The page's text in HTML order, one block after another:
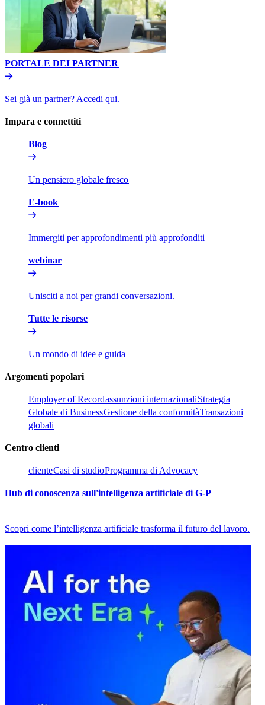
PORTALE DEI PARTNER​​
Sei già un partner? Accedi qui.​​
Impara e connettiti​​
Blog​​
Un pensiero globale fresco​​
E-book​​
Immergiti per approfondimenti più approfonditi​​
webinar​​
Unisciti a noi per grandi conversazioni.​​
Tutte le risorse​​
Un mondo di idee e guida​​
Argomenti popolari​​
Employer of Record​​assunzioni internazionali​​Strategia
Globale di Business​​Gestione della conformità​​Transazioni
globali​​
Centro clienti​​
cliente​​Casi di studio​​Programma di Advocacy​​
Hub di conoscenza sull'intelligenza artificiale di G-P​​
Scopri come l’intelligenza artificiale trasforma il futuro del lavoro.​​